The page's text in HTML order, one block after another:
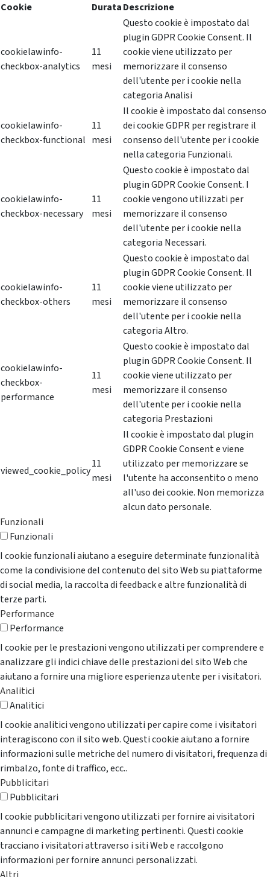
Cookie
DurataDescrizione
cookielawinfo-
checkbox-analytics
11
mesi
Questo cookie è impostato dal
plugin GDPR Cookie Consent. Il
cookie viene utilizzato per
memorizzare il consenso
dell'utente per i cookie nella
categoria Analisi
cookielawinfo-
checkbox-functional
11
mesi
Il cookie è impostato dal consenso
dei cookie GDPR per registrare il
consenso dell'utente per i cookie
nella categoria Funzionali.
cookielawinfo-
checkbox-necessary
11
mesi
Questo cookie è impostato dal
plugin GDPR Cookie Consent. I
cookie vengono utilizzati per
memorizzare il consenso
dell'utente per i cookie nella
categoria Necessari.
cookielawinfo-
checkbox-others
11
mesi
Questo cookie è impostato dal
plugin GDPR Cookie Consent. Il
cookie viene utilizzato per
memorizzare il consenso
dell'utente per i cookie nella
categoria Altro.
cookielawinfo-
checkbox-
performance
11
mesi
Questo cookie è impostato dal
plugin GDPR Cookie Consent. Il
cookie viene utilizzato per
memorizzare il consenso
dell'utente per i cookie nella
categoria Prestazioni
viewed_cookie_policy
11
mesi
Il cookie è impostato dal plugin
GDPR Cookie Consent e viene
utilizzato per memorizzare se
l'utente ha acconsentito o meno
all'uso dei cookie. Non memorizza
alcun dato personale.
Funzionali
Funzionali
I cookie funzionali aiutano a eseguire determinate funzionalità
come la condivisione del contenuto del sito Web su piattaforme
di social media, la raccolta di feedback e altre funzionalità di
terze parti.
Performance
Performance
I cookie per le prestazioni vengono utilizzati per comprendere e
analizzare gli indici chiave delle prestazioni del sito Web che
aiutano a fornire una migliore esperienza utente per i visitatori.
Analitici
Analitici
I cookie analitici vengono utilizzati per capire come i visitatori
interagiscono con il sito web. Questi cookie aiutano a fornire
informazioni sulle metriche del numero di visitatori, frequenza di
rimbalzo, fonte di traffico, ecc..
Pubblicitari
Pubblicitari
I cookie pubblicitari vengono utilizzati per fornire ai visitatori
annunci e campagne di marketing pertinenti. Questi cookie
tracciano i visitatori attraverso i siti Web e raccolgono
informazioni per fornire annunci personalizzati.